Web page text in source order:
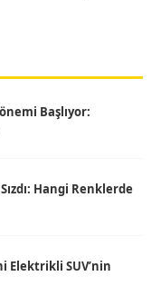
Başlıyor:
Hangi Renklerde
Elektrikli SUV’nin